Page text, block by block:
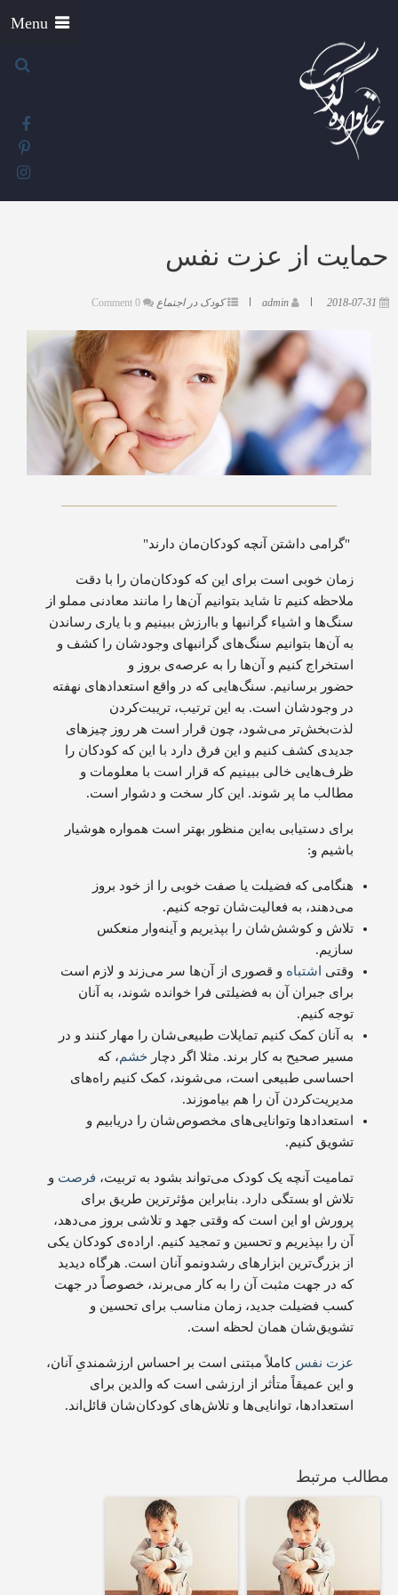
Menu
حمایت از عزت نفس
2018-07-31
admin کودک در اجتماع 0 Comment
"گرامی داشتن آنچه کودکان‌مان دارند"
زمان خوبی است برای این که کودکان‌مان را با دقت
ملاحظه کنیم تا شاید بتوانیم آن‌ها را مانند معادنی مملو از
سنگ‌ها و اشیاء گرانبها و باارزش ببینیم و با یاری رساندن
به آن‌ها بتوانیم سنگ‌های گرانبهای وجودشان را کشف و
استخراج کنیم و آن‌ها را به عرصه‌ی بروز و
حضور برسانیم. سنگ‌هایی که در واقع استعدادهای نهفته
در وجودشان است. به این ترتیب، تریبت‌کردن
لذت‌بخش‌تر می‌شود، چون قرار است هر روز چیزهای
جدیدی کشف کنیم و این فرق دارد با این که کودکان را
ظرف‌هایی خالی ببینیم که قرار است با معلومات و
مطالب ما پر شوند. این کار سخت و دشوار است.
برای دستیابی به‌این منظور بهتر است همواره هوشیار
باشیم و:
هنگامی که فضیلت یا صفت خوبی را از خود بروز
می‌دهند، به فعالیت‌شان توجه کنیم.
تلاش و کوشش‌شان را بپذیریم و آینه‌وار منعکس
سازیم.
وقتی
اشتباه و قصوری از آن‌ها سر می‌زند و لازم است
برای جبران آن به فضیلتی فرا خوانده شوند، به آنان
توجه کنیم.
به آنان کمک کنیم تمایلات طبیعی‌شان را مهار کنند و در
مسیر صحیح به کار برند. مثلا اگر دچار خشم، که
احساسی طبیعی است، می‌شوند، کمک کنیم راه‌های
مدیریت‌کردن آن را هم بیاموزند.
استعدادها وتوانایی‌های مخصوص‌شان را دریابیم و
تشویق کنیم.
تمامیت آنچه یک کودک می‌تواند بشود به تربیت، فرصت و
تلاش او بستگی دارد. بنابراین مؤثرترین طریق برای
پرورش او این است که وقتی جهد و تلاشی بروز می‌دهد،
آن را بپذیریم و تحسین و تمجید کنیم. اراده‌ی کودکان یکی
از بزرگ‌ترین ابزارهای رشدونمو آنان است. هرگاه دیدید
که در جهت مثبت آن را به کار می‌برند، خصوصاً در جهت
کسب فضیلت جدید، زمان مناسب برای تحسین و
تشویق‌شان همان لحظه است.
عزت نفس کاملاً مبتنی است بر احساس ارزشمندیِ آنان،
و این عمیقاً متأثر از ارزشی است که والدین برای
استعدادها، توانایی‌ها و تلاش‌های کودکان‌شان قائل‌اند.
مطالب مرتبط